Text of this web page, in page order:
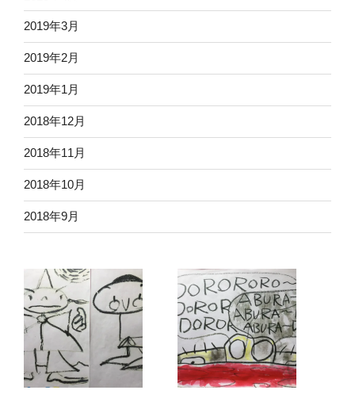
2019年3月
2019年2月
2019年1月
2018年12月
2018年11月
2018年10月
2018年9月